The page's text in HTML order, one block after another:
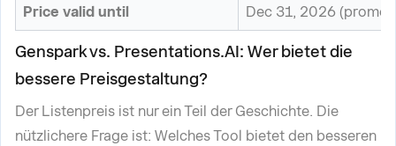
Price valid until Dec 31, 2026
Genspark vs. Presentations.AI: Wer bietet die
bessere Preisgestaltung?
Der Listenpreis ist nur ein Teil der Geschichte. Die
nützlichere Frage ist: Welches Tool bietet den besseren